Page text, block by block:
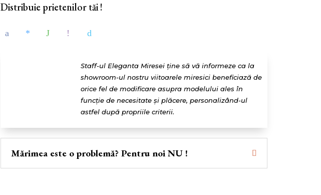
Distribuie prietenilor tăi !
Staff-ul Eleganta Miresei ține să vă informeze ca la
showroom-ul nostru viitoarele miresici beneficiază de
orice fel de modificare asupra modelului ales în
funcție de necesitate și plăcere, personalizând-ul
astfel după propriile criterii.
Mărimea este o problemă? Pentru noi NU !